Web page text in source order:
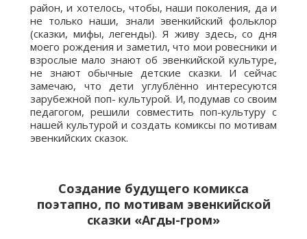
район, и хотелось, чтобы, наши поколения, да и
не только наши, знали эвенкийский фольклор
(сказки, мифы, легенды). Я живу здесь, со дня
моего рождения и заметил, что мои ровесники и
взрослые мало знают об эвенкийской культуре,
не знают обычные детские сказки. И сейчас
замечаю, что дети углублённо интересуются
зарубежной поп- культурой. И, подумав со своим
педагогом, решили совместить поп-культуру с
нашей культурой и создать комиксы по мотивам
эвенкийских сказок.
Создание будущего комикса
поэтапно, по мотивам эвенкийской
сказки «Агды-гром»